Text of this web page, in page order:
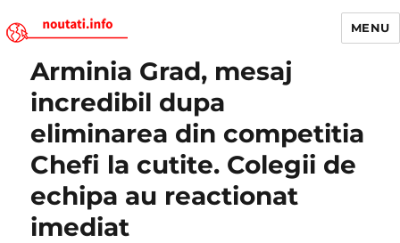
Noutati.Info
MENU
Arminia Grad, mesaj
incredibil dupa
eliminarea din competitia
Chefi la cutite. Colegii de
echipa au reactionat
imediat